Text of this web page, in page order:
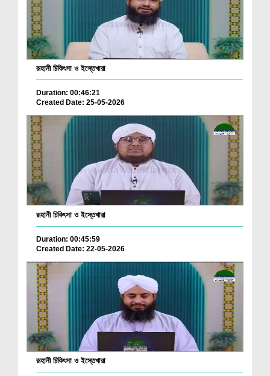
রূহানী চিকিৎসা ও ইস্তেখারা
Duration: 00:46:21
Created Date: 25-05-2026
রূহানী চিকিৎসা ও ইস্তেখারা
Duration: 00:45:59
Created Date: 22-05-2026
রূহানী চিকিৎসা ও ইস্তেখারা